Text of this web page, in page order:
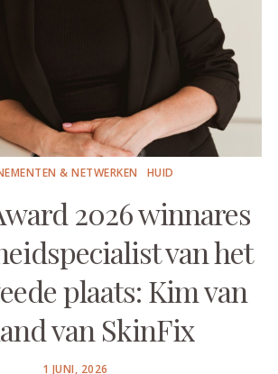
& NETWERKEN HUID
2026 winnares
van het
plaats: Kim van
van SkinFix
POSTED
1 JUNI, 2026